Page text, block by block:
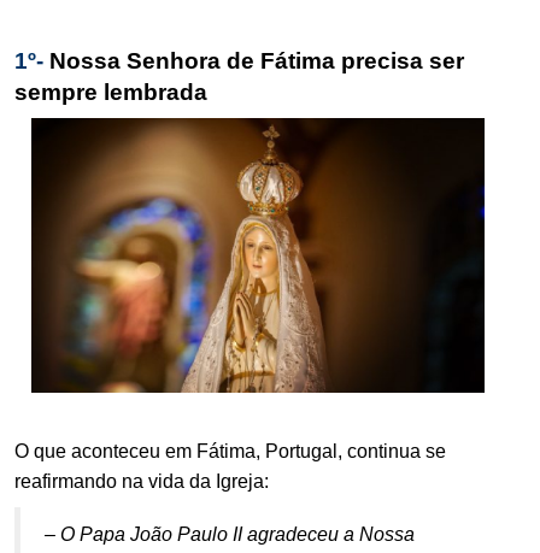
1º- Nossa Senhora de Fátima precisa ser
sempre lembrada
O que aconteceu em Fátima, Portugal, continua se
reafirmando na vida da Igreja:
– O Papa João Paulo II agradeceu a Nossa